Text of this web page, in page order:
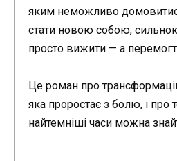
яким неможливо
стати новою собою,
просто вижити — а
Це роман про
яка проростає з болю, і про
найтемніші часи можна